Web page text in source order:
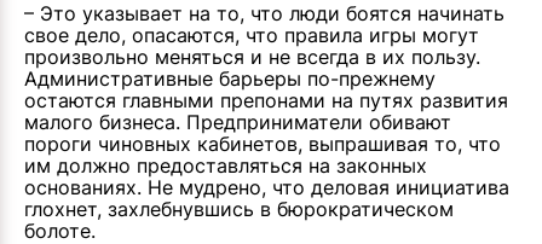
– Это указывает на то, что люди боятся начинать
свое дело, опасаются, что правила игры могут
произвольно меняться и не всегда в их пользу.
Административные барьеры по-прежнему
остаются главными препонами на путях развития
малого бизнеса. Предприниматели обивают
пороги чиновных кабинетов, выпрашивая то, что
им должно предоставляться на законных
основаниях. Не мудрено, что деловая инициатива
глохнет, захлебнувшись в бюрократическом
болоте.